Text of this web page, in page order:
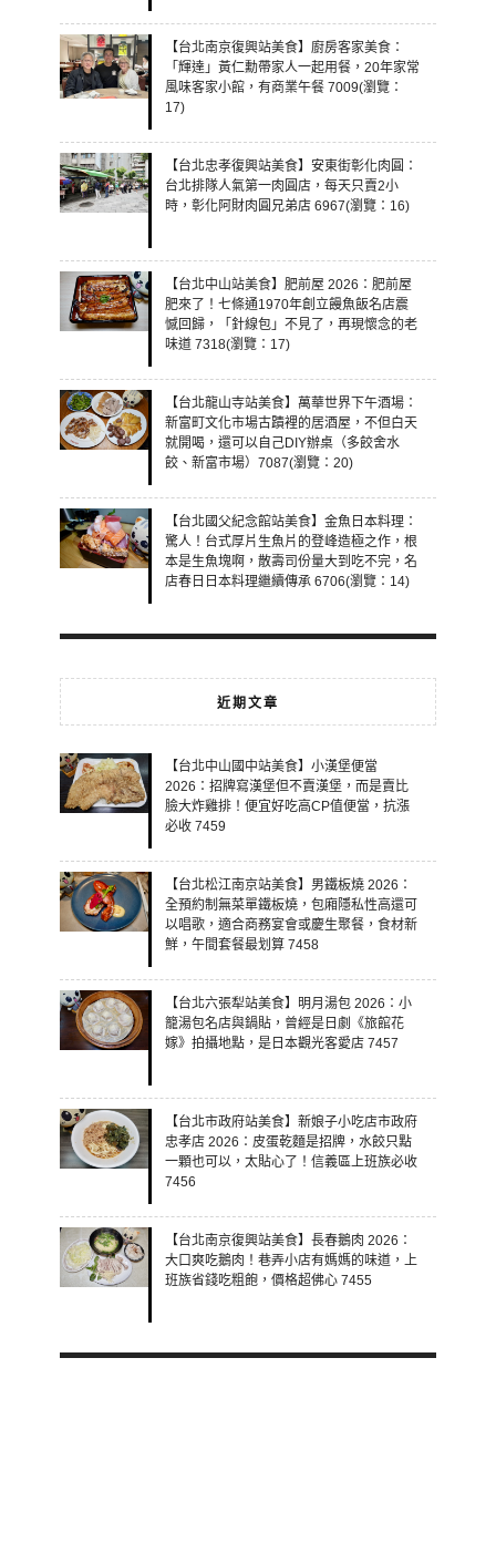
【台北南京復興站美食】廚房客家美食：
「輝達」黃仁勳帶家人一起用餐，20年家常
風味客家小館，有商業午餐 7009(瀏覽：
17)
【台北忠孝復興站美食】安東街彰化肉圓：
台北排隊人氣第一肉圓店，每天只賣2小
時，彰化阿財肉圓兄弟店 6967(瀏覽：16)
【台北中山站美食】肥前屋 2026：肥前屋
肥來了！七條通1970年創立饅魚飯名店震
憾回歸，「針線包」不見了，再現懷念的老
味道 7318(瀏覽：17)
【台北龍山寺站美食】萬華世界下午酒場：
新富町文化市場古蹟裡的居酒屋，不但白天
就開喝，還可以自己DIY辦桌（多餃舍水
餃、新富市場）7087(瀏覽：20)
【台北國父紀念館站美食】金魚日本料理：
驚人！台式厚片生魚片的登峰造極之作，根
本是生魚塊啊，散壽司份量大到吃不完，名
店春日日本料理繼續傳承 6706(瀏覽：14)
近期文章
【台北中山國中站美食】小漢堡便當
2026：招牌寫漢堡但不賣漢堡，而是賣比
臉大炸雞排！便宜好吃高CP值便當，抗漲
必收 7459
【台北松江南京站美食】男鐵板燒 2026：
全預約制無菜單鐵板燒，包廂隱私性高還可
以唱歌，適合商務宴會或慶生聚餐，食材新
鮮，午間套餐最划算 7458
【台北六張犁站美食】明月湯包 2026：小
籠湯包名店與鍋貼，曾經是日劇《旅館花
嫁》拍攝地點，是日本觀光客愛店 7457
【台北市政府站美食】新娘子小吃店市政府
忠孝店 2026：皮蛋乾麵是招牌，水餃只點
一顆也可以，太貼心了！信義區上班族必收
7456
【台北南京復興站美食】長春鵝肉 2026：
大口爽吃鵝肉！巷弄小店有媽媽的味道，上
班族省錢吃粗飽，價格超佛心 7455